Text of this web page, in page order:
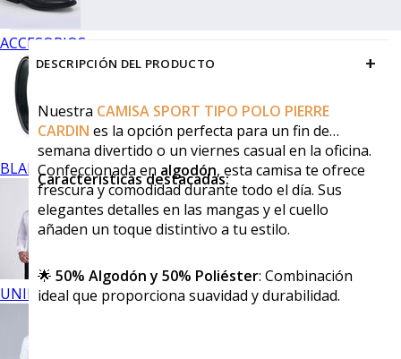
ACCESORIOS
BLANCOS
UNIFORMES
DESCRIPCIÓN DEL PRODUCTO +
Nuestra CAMISA SPORT TIPO POLO PIERRE
CARDIN es la opción perfecta para un fin de
semana divertido o un viernes casual en la oficina.
Confeccionada en algodón, esta camisa te ofrece
frescura y comodidad durante todo el día. Sus
elegantes detalles en las mangas y el cuello
añaden un toque distintivo a tu estilo.
Características destacadas:
🌟 50% Algodón y 50% Poliéster: Combinación
ideal que proporciona suavidad y durabilidad.